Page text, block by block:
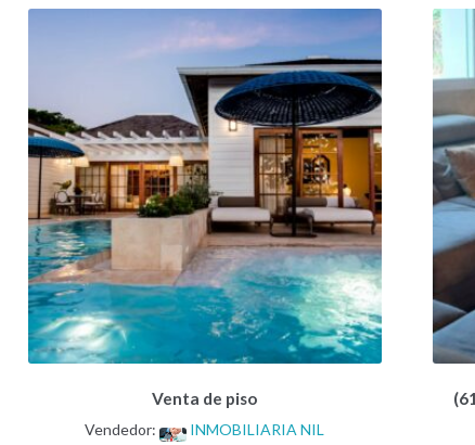
Venta de piso
Vendedor: INMOBILIARIA NIL